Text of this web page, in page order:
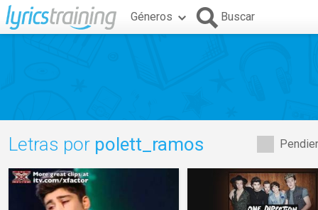
Géneros Buscar
Letras por polett_ramos